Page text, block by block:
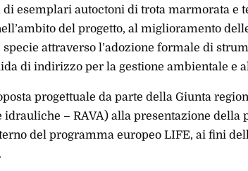
esemplari autoctoni di trota marmorata e
del progetto, al miglioramento
attraverso l’adozione formale di
di indirizzo per la gestione ambientale e
progettuale da parte della Giunta
idrauliche – RAVA) alla presentazione della
del programma europeo LIFE, ai fini